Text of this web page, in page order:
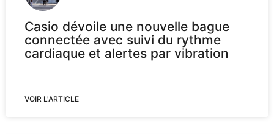
Casio dévoile une nouvelle bague
connectée avec suivi du rythme
cardiaque et alertes par vibration
VOIR L'ARTICLE